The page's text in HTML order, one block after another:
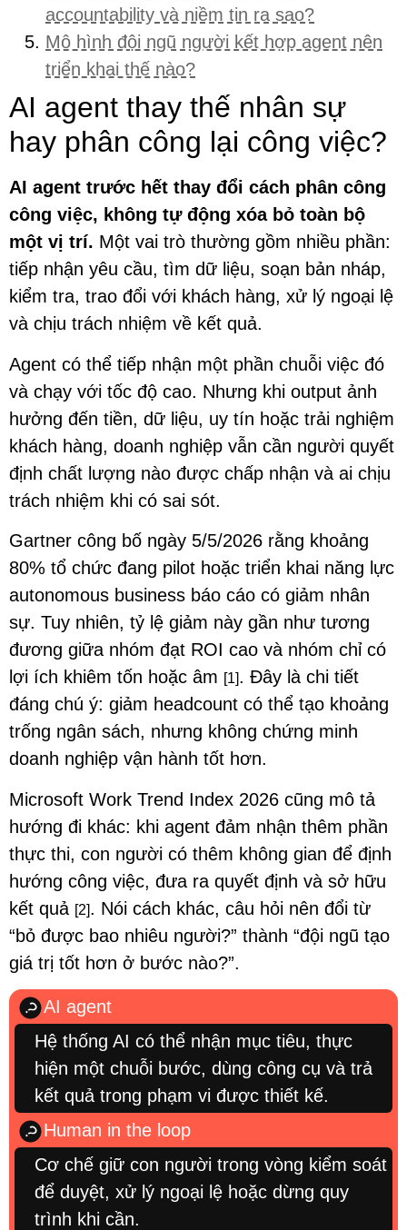
accountability và niềm tin ra sao?
Mô hình đội ngũ người kết hợp agent nên
triển khai thế nào?
AI agent thay thế nhân sự
hay phân công lại công việc?
AI agent trước hết thay đổi cách phân công
công việc, không tự động xóa bỏ toàn bộ
một vị trí. Một vai trò thường gồm nhiều phần:
tiếp nhận yêu cầu, tìm dữ liệu, soạn bản nháp,
kiểm tra, trao đổi với khách hàng, xử lý ngoại lệ
và chịu trách nhiệm về kết quả.
Agent có thể tiếp nhận một phần chuỗi việc đó
và chạy với tốc độ cao. Nhưng khi output ảnh
hưởng đến tiền, dữ liệu, uy tín hoặc trải nghiệm
khách hàng, doanh nghiệp vẫn cần người quyết
định chất lượng nào được chấp nhận và ai chịu
trách nhiệm khi có sai sót.
Gartner công bố ngày 5/5/2026 rằng khoảng
80% tổ chức đang pilot hoặc triển khai năng lực
autonomous business báo cáo có giảm nhân
sự. Tuy nhiên, tỷ lệ giảm này gần như tương
đương giữa nhóm đạt ROI cao và nhóm chỉ có
lợi ích khiêm tốn hoặc âm [1]. Đây là chi tiết
đáng chú ý: giảm headcount có thể tạo khoảng
trống ngân sách, nhưng không chứng minh
doanh nghiệp vận hành tốt hơn.
Microsoft Work Trend Index 2026 cũng mô tả
hướng đi khác: khi agent đảm nhận thêm phần
thực thi, con người có thêm không gian để định
hướng công việc, đưa ra quyết định và sở hữu
kết quả [2]. Nói cách khác, câu hỏi nên đổi từ
“bỏ được bao nhiêu người?” thành “đội ngũ tạo
giá trị tốt hơn ở bước nào?”.
AI agent
Hệ thống AI có thể nhận mục tiêu, thực
hiện một chuỗi bước, dùng công cụ và trả
kết quả trong phạm vi được thiết kế.
Human in the loop
Cơ chế giữ con người trong vòng kiểm soát
để duyệt, xử lý ngoại lệ hoặc dừng quy
trình khi cần.